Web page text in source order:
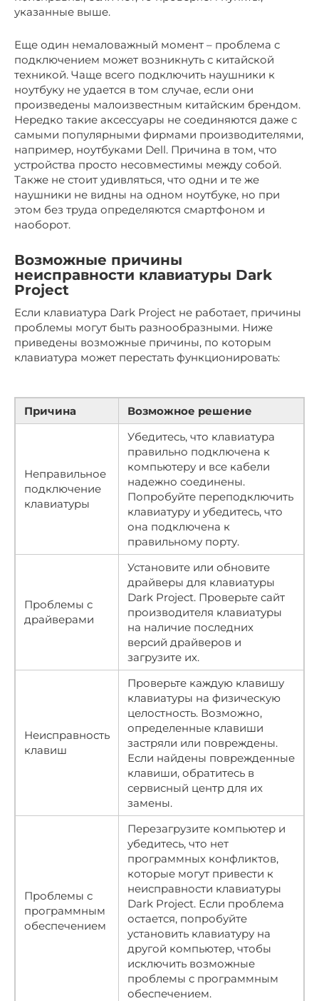
указанные выше.
Еще один немаловажный момент – проблема с
подключением может возникнуть с китайской
техникой. Чаще всего подключить наушники к
ноутбуку не удается в том случае, если они
произведены малоизвестным китайским брендом.
Нередко такие аксессуары не соединяются даже с
самыми популярными фирмами производителями,
например, ноутбуками Dell. Причина в том, что
устройства просто несовместимы между собой.
Также не стоит удивляться, что одни и те же
наушники не видны на одном ноутбуке, но при
этом без труда определяются смартфоном и
наоборот.
Возможные причины
неисправности клавиатуры Dark
Project
Если клавиатура Dark Project не работает, причины
проблемы могут быть разнообразными. Ниже
приведены возможные причины, по которым
клавиатура может перестать функционировать:
Причина Возможное решение
Неправильное
подключение
клавиатуры
Убедитесь, что клавиатура
правильно подключена к
компьютеру и все кабели
надежно соединены.
Попробуйте переподключить
клавиатуру и убедитесь, что
она подключена к
правильному порту.
Проблемы с
драйверами
Установите или обновите
драйверы для клавиатуры
Dark Project. Проверьте сайт
производителя клавиатуры
на наличие последних
версий драйверов и
загрузите их.
Неисправность
клавиш
Проверьте каждую клавишу
клавиатуры на физическую
целостность. Возможно,
определенные клавиши
застряли или повреждены.
Если найдены поврежденные
клавиши, обратитесь в
сервисный центр для их
замены.
Проблемы с
программным
обеспечением
Перезагрузите компьютер и
убедитесь, что нет
программных конфликтов,
которые могут привести к
неисправности клавиатуры
Dark Project. Если проблема
остается, попробуйте
установить клавиатуру на
другой компьютер, чтобы
исключить возможные
проблемы с программным
обеспечением.